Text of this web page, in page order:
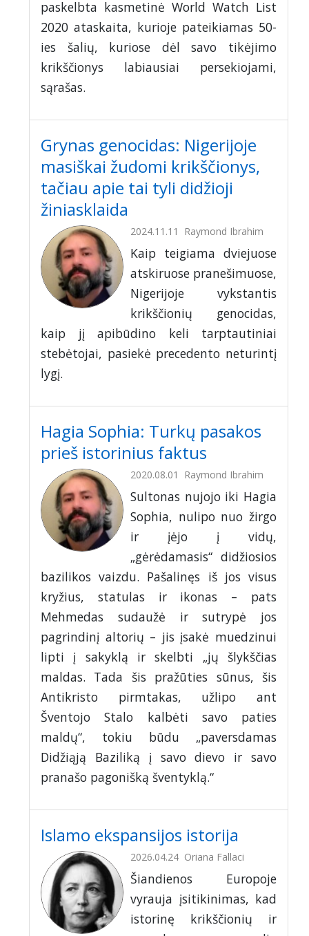
paskelbta kasmetinė World Watch List
2020 ataskaita, kurioje pateikiamas 50-
ies šalių, kuriose dėl savo tikėjimo
krikščionys labiausiai persekiojami,
sąrašas.
Grynas genocidas: Nigerijoje
masiškai žudomi krikščionys,
tačiau apie tai tyli didžioji
žiniasklaida
2024.11.11 Raymond Ibrahim
Kaip teigiama dviejuose
atskiruose pranešimuose,
Nigerijoje vykstantis
krikščionių genocidas,
kaip jį apibūdino keli tarptautiniai
stebėtojai, pasiekė precedento neturintį
lygį.
Hagia Sophia: Turkų pasakos
prieš istorinius faktus
2020.08.01 Raymond Ibrahim
Sultonas nujojo iki Hagia
Sophia, nulipo nuo žirgo
ir įėjo į vidų,
„gėrėdamasis“ didžiosios
bazilikos vaizdu. Pašalinęs iš jos visus
kryžius, statulas ir ikonas – pats
Mehmedas sudaužė ir sutrypė jos
pagrindinį altorių – jis įsakė muedzinui
lipti į sakyklą ir skelbti „jų šlykščias
maldas. Tada šis pražūties sūnus, šis
Antikristo pirmtakas, užlipo ant
Šventojo Stalo kalbėti savo paties
maldų“, tokiu būdu „paversdamas
Didžiąją Baziliką į savo dievo ir savo
pranašo pagonišką šventyklą.“
Islamo ekspansijos istorija
2026.04.24 Oriana Fallaci
Šiandienos Europoje
vyrauja įsitikinimas, kad
istorinę krikščionių ir